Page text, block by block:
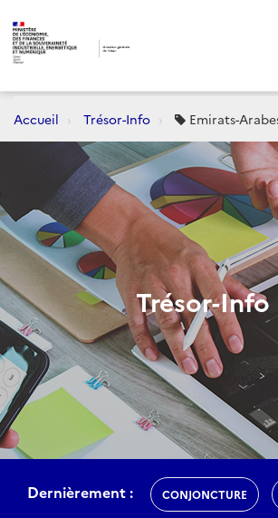
Accueil Trésor-Info Emirats-
Trésor-Info
Dernièrement : CONJONCTURE